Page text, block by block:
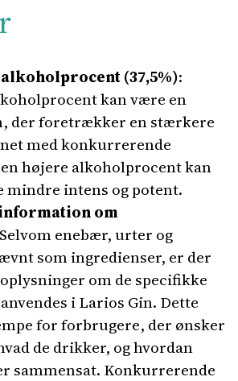
(37,5%):
kan være en
der foretrækker en stærkere
med konkurrerende
højere alkoholprocent kan
mindre intens og potent.
om
enebær, urter og
som ingredienser, er der
om de specifikke
i Larios Gin. Dette
for forbrugere, der ønsker
de drikker, og hvordan
sammensat. Konkurrerende